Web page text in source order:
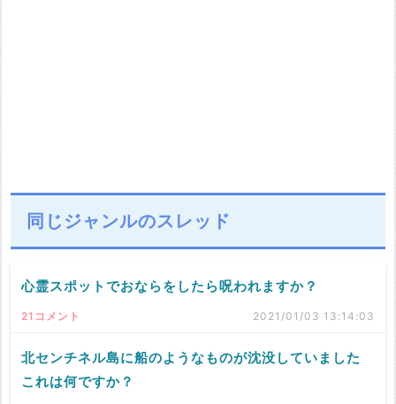
同じジャンルのスレッド
心霊スポットでおならをしたら呪われますか？
21コメント 2021/01/03 13:14:03
北センチネル島に船のようなものが沈没していました
これは何ですか？